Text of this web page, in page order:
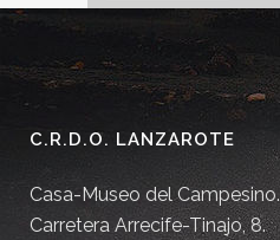
C.R.D.O. LANZAROTE
Casa-Museo del Campesino.
Carretera Arrecife-Tinajo, 8.